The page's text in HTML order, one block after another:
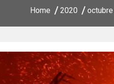
Home 2020 octubre